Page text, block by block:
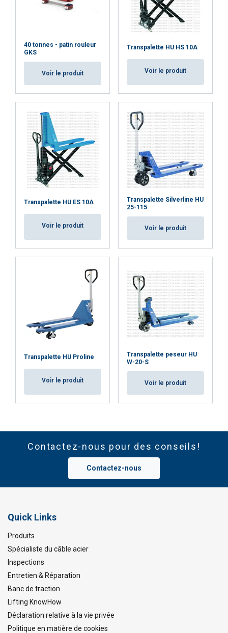
40 tonnes - patin rouleur
GKS
Voir le produit
Transpalette HU HS 10A
Voir le produit
Transpalette HU ES 10A
Voir le produit
Transpalette Silverline HU
25-115
Voir le produit
Transpalette HU Proline
Voir le produit
Transpalette peseur HU
W-20-S
Voir le produit
Contactez-nous pour des conseils!
Contactez-nous
Quick Links
Produits
Spécialiste du câble acier
Inspections
Entretien & Réparation
Banc de traction
Lifting KnowHow
Déclaration relative à la vie privée
Politique en matière de cookies
ACCEPTER TOUT
Cookie Policy